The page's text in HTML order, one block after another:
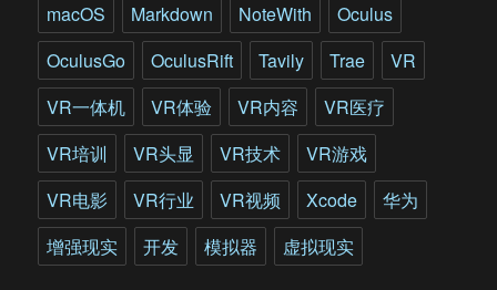
macOS
Markdown NoteWith
Oculus
OculusGo
OculusRift Tavily Trae
VR
VR一体机
VR体验 VR内容
VR医疗
VR培训
VR头显 VR技术
VR游戏
VR电影
VR行业 VR视频 Xcode
华为
增强现实
开发 模拟器 虚拟现实